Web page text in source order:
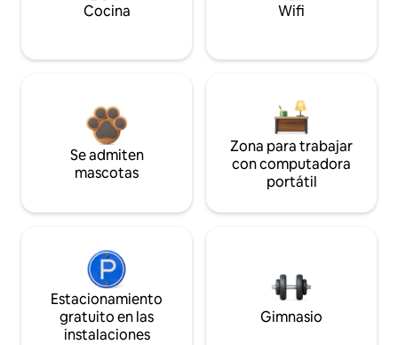
Cocina Wifi
Se admiten
mascotas
Zona para trabajar
con computadora
portátil
Estacionamiento
gratuito en las
instalaciones
Gimnasio